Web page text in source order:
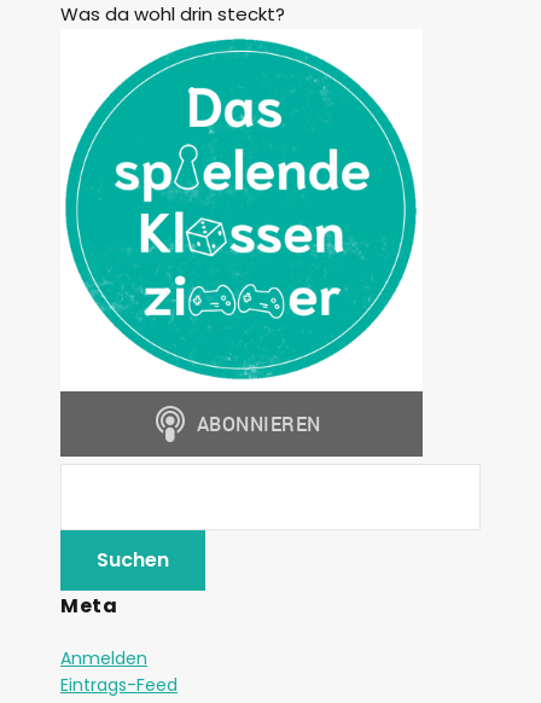
Was da wohl drin steckt?
Meta
Anmelden
Eintrags-Feed